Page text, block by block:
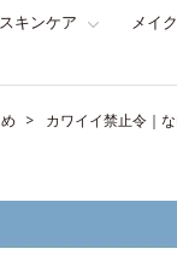
スキンケア メイク
カワイイ禁止令｜